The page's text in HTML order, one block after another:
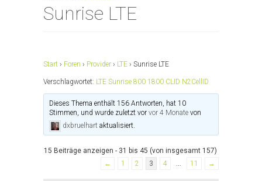
Sunrise LTE
Start › Foren › Provider › LTE › Sunrise LTE
Verschlagwortet: LTE Sunrise 800 1800 CLID N2CellID
Dieses Thema enthält 156 Antworten, hat 10
Stimmen, und wurde zuletzt vorvor 4 Monate von
dxbruelhart aktualisiert.
15 Beiträge anzeigen - 31 bis 45 (von insgesamt 157)
←
1 2 3 4 11 →